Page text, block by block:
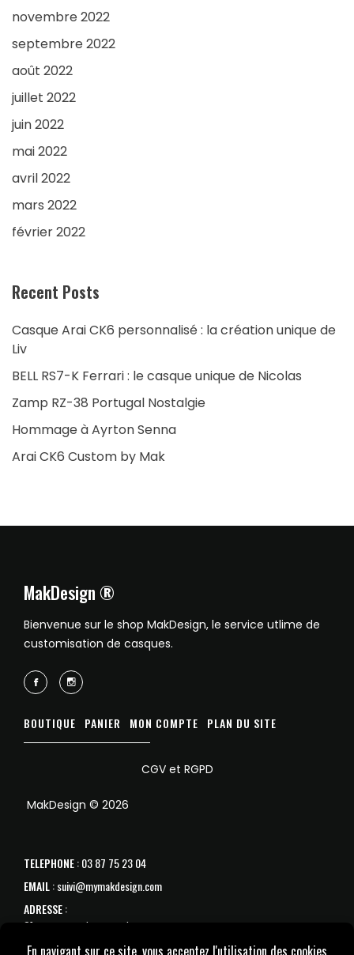
novembre 2022
septembre 2022
août 2022
juillet 2022
juin 2022
mai 2022
avril 2022
mars 2022
février 2022
Recent Posts
Casque Arai CK6 personnalisé : la création unique de
Liv
BELL RS7-K Ferrari : le casque unique de Nicolas
Zamp RZ-38 Portugal Nostalgie
Hommage à Ayrton Senna
Arai CK6 Custom by Mak
MakDesign ®
Bienvenue sur le shop MakDesign, le service utlime de
customisation de casques.
BOUTIQUE PANIER MON COMPTE PLAN DU SITE
CGV et RGPD
MakDesign © 2026
TELEPHONE: 03 87 75 23 04
EMAIL: suivi@mymakdesign.com
ADRESSE:
31 avenue de Strasbourg
57070 Metz